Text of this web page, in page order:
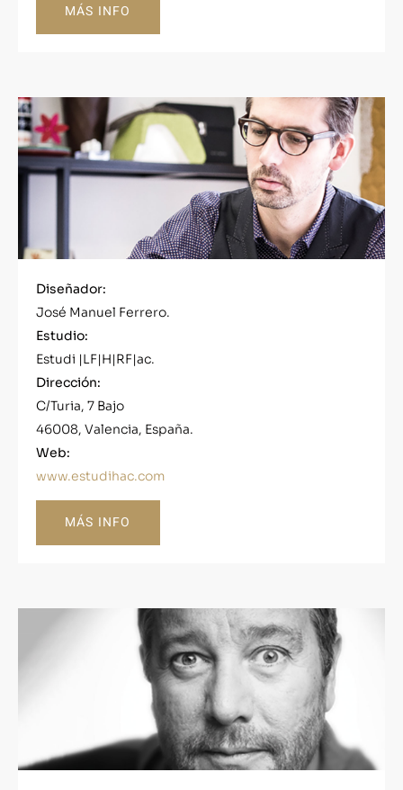
MÁS INFO
Diseñador:
José Manuel Ferrero.
Estudio:
Estudi |LF|H|RF|ac.
Dirección:
C/Turia, 7 Bajo
46008, Valencia, España.
Web:
www.estudihac.com
MÁS INFO